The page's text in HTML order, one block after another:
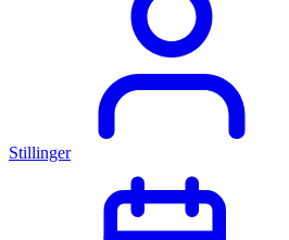
Stillinger